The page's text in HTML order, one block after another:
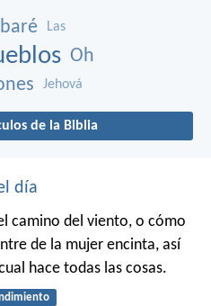
Las
Oh
Jehová
de la Biblia
día
camino del viento, o cómo
de la mujer encinta, así
hace todas las cosas.